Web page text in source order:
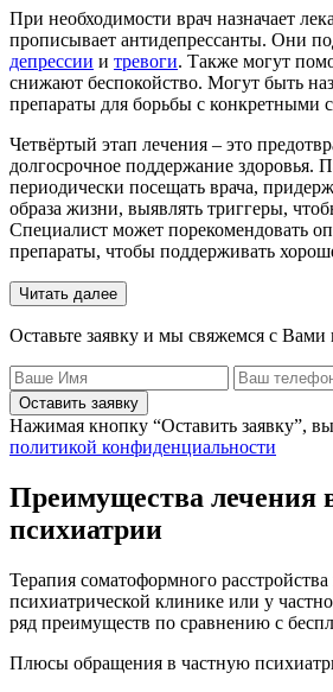
При необходимости врач назначает
прописывает антидепрессанты. Они
депрессии и тревоги. Также могут
снижают беспокойство. Могут быть
препараты для борьбы с конкретными
Четвёртый этап лечения – это
долгосрочное поддержание здоровья.
периодически посещать врача,
образа жизни, выявлять триггеры,
Специалист может порекомендовать
препараты, чтобы поддерживать
Читать далее
Оставьте заявку и мы свяжемся с
Оставить заявку
Нажимая кнопку “Оставить заявку”, вы
политикой конфиденциальности
Преимущества лечения
психиатрии
Терапия соматоформного расстройства
психиатрической клинике или у
ряд преимуществ по сравнению с
Плюсы обращения в частную